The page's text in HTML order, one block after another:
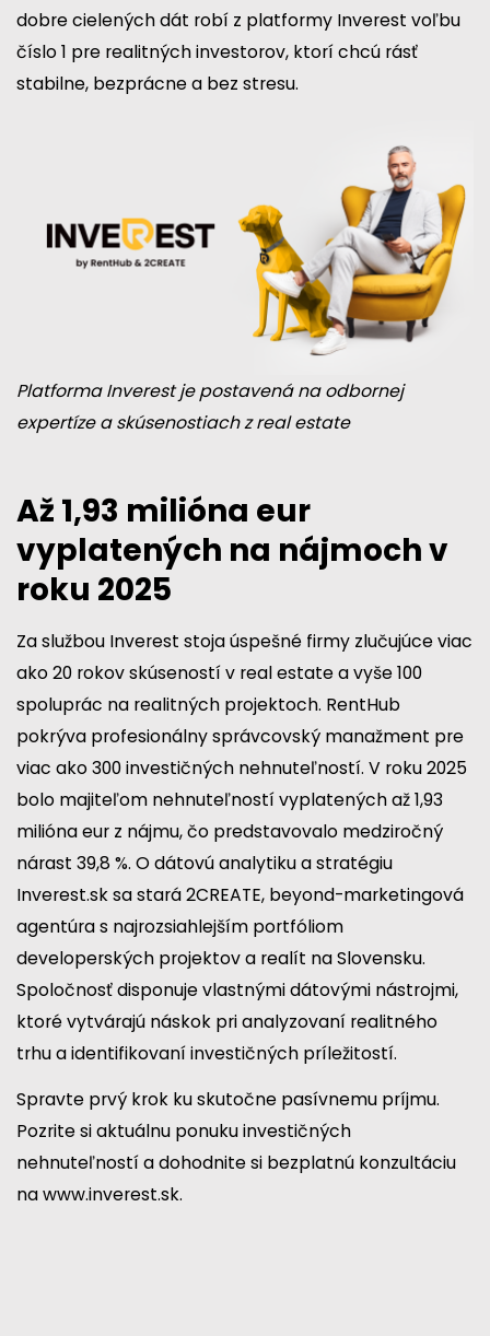
dobre cielených dát robí z platformy Inverest voľbu
číslo 1 pre realitných investorov, ktorí chcú rásť
stabilne, bezprácne a bez stresu.
Platforma Inverest je postavená na odbornej
expertíze a skúsenostiach z real estate
Až 1,93 milióna eur
vyplatených na nájmoch v
roku 2025
Za službou Inverest stoja úspešné firmy zlučujúce viac
ako 20 rokov skúseností v real estate a vyše 100
spoluprác na realitných projektoch. RentHub
pokrýva profesionálny správcovský manažment pre
viac ako 300 investičných nehnuteľností. V roku 2025
bolo majiteľom nehnuteľností vyplatených až 1,93
milióna eur z nájmu, čo predstavovalo medziročný
nárast 39,8 %. O dátovú analytiku a stratégiu
Inverest.sk sa stará 2CREATE, beyond-marketingová
agentúra s najrozsiahlejším portfóliom
developerských projektov a realít na Slovensku.
Spoločnosť disponuje vlastnými dátovými nástrojmi,
ktoré vytvárajú náskok pri analyzovaní realitného
trhu a identifikovaní investičných príležitostí.
Spravte prvý krok ku skutočne pasívnemu príjmu.
Pozrite si aktuálnu ponuku investičných
nehnuteľností a dohodnite si bezplatnú konzultáciu
nawww.inverest.sk.